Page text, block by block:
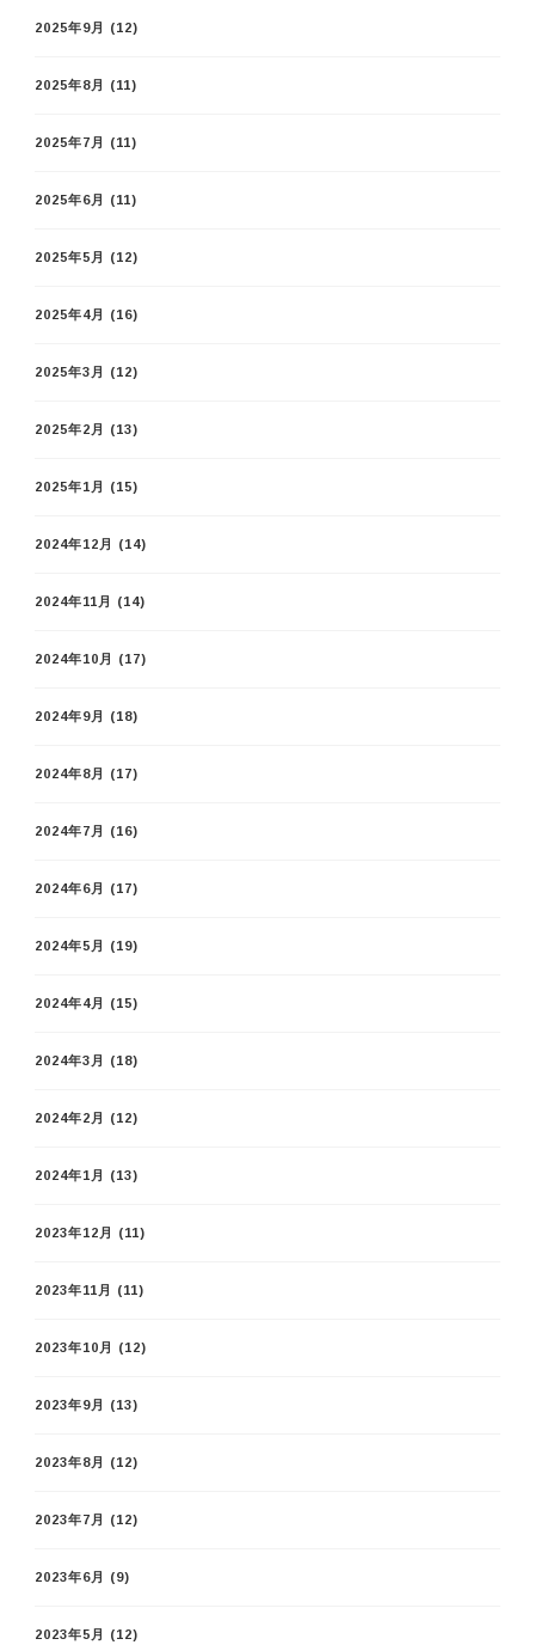
2025年9月 (12)
2025年8月 (11)
2025年7月 (11)
2025年6月 (11)
2025年5月 (12)
2025年4月 (16)
2025年3月 (12)
2025年2月 (13)
2025年1月 (15)
2024年12月 (14)
2024年11月 (14)
2024年10月 (17)
2024年9月 (18)
2024年8月 (17)
2024年7月 (16)
2024年6月 (17)
2024年5月 (19)
2024年4月 (15)
2024年3月 (18)
2024年2月 (12)
2024年1月 (13)
2023年12月 (11)
2023年11月 (11)
2023年10月 (12)
2023年9月 (13)
2023年8月 (12)
2023年7月 (12)
2023年6月 (9)
2023年5月 (12)